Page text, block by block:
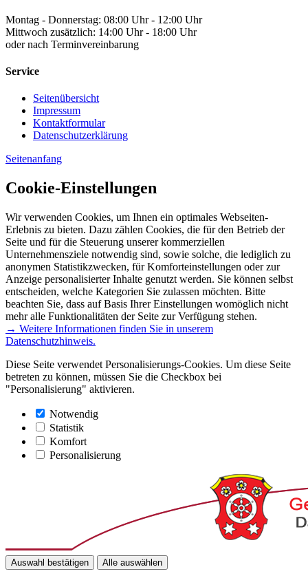
Montag - Donnerstag: 08:00 Uhr - 12:00 Uhr
Mittwoch zusätzlich: 14:00 Uhr - 18:00 Uhr
oder nach Terminvereinbarung
Service
Seitenübersicht
Impressum
Kontaktformular
Datenschutzerklärung
Seitenanfang
Cookie-Einstellungen
Wir verwenden Cookies, um Ihnen ein optimales Webseiten-
Erlebnis zu bieten. Dazu zählen Cookies, die für den Betrieb der
Seite und für die Steuerung unserer kommerziellen
Unternehmensziele notwendig sind, sowie solche, die lediglich zu
anonymen Statistikzwecken, für Komforteinstellungen oder zur
Anzeige personalisierter Inhalte genutzt werden. Sie können selbst
entscheiden, welche Kategorien Sie zulassen möchten. Bitte
beachten Sie, dass auf Basis Ihrer Einstellungen womöglich nicht
mehr alle Funktionalitäten der Seite zur Verfügung stehen.
→ Weitere Informationen finden Sie in unserem
Datenschutzhinweis.
Diese Seite verwendet Personalisierungs-Cookies. Um diese Seite
betreten zu können, müssen Sie die Checkbox bei
"Personalisierung" aktivieren.
Notwendig
Statistik
Komfort
Personalisierung
Auswahl bestätigen Alle auswählen